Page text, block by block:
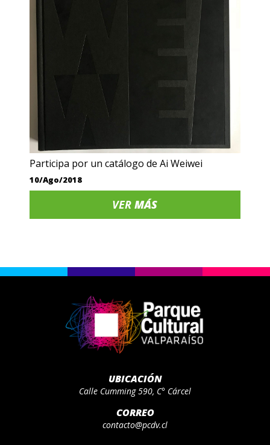
Participa por un catálogo de Ai Weiwei
10/Ago/2018
VERMÁS
UBICACIÓN
Calle Cumming 590, C° Cárcel
CORREO
contacto@pcdv.cl